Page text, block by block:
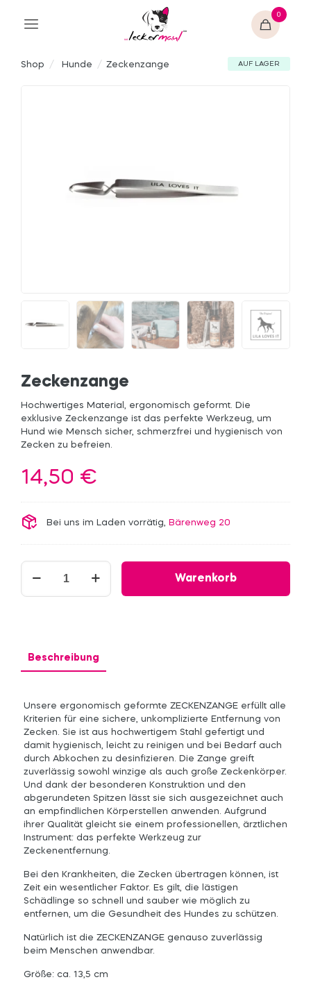
0
Beschreibung
Unsere ergonomisch geformte ZECKENZANGE erfüllt alle
Kriterien für eine sichere, unkomplizierte Entfernung von
Zecken. Sie ist aus hochwertigem Stahl gefertigt und
damit hygienisch, leicht zu reinigen und bei Bedarf auch
durch Abkochen zu desinfizieren. Die Zange greift
zuverlässig sowohl winzige als auch große Zeckenkörper.
Und dank der besonderen Konstruktion und den
abgerundeten Spitzen lässt sie sich ausgezeichnet auch
an empfindlichen Körperstellen anwenden. Aufgrund
ihrer Qualität gleicht sie einem professionellen, ärztlichen
Instrument: das perfekte Werkzeug zur
Zeckenentfernung.
Bei den Krankheiten, die Zecken übertragen können, ist
Zeit ein wesentlicher Faktor. Es gilt, die lästigen
Schädlinge so schnell und sauber wie möglich zu
entfernen, um die Gesundheit des Hundes zu schützen.
Natürlich ist die ZECKENZANGE genauso zuverlässig
beim Menschen anwendbar.
Größe: ca. 13,5 cm
Shop / Hunde / Zeckenzange AUF LAGER
Zeckenzange
Hochwertiges Material, ergonomisch geformt. Die
exklusive Zeckenzange ist das perfekte Werkzeug, um
Hund wie Mensch sicher, schmerzfrei und hygienisch von
Zecken zu befreien.
14,50 €
Bei uns im Laden vorrätig, Bärenweg 20
Zeckenzange
Menge
Warenkorb